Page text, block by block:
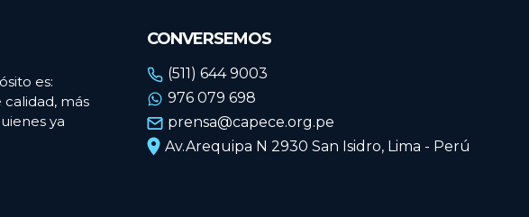
es:
más
ya
CONVERSEMOS
(511) 644 9003
976 079 698
prensa@capece.org.pe
Av.Arequipa N 2930 San Isidro, Lima - Perú